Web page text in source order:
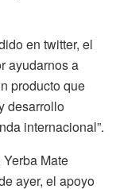
en twitter, el
ayudarnos a
producto que
desarrollo
internacional”.
Mate
ayer, el apoyo